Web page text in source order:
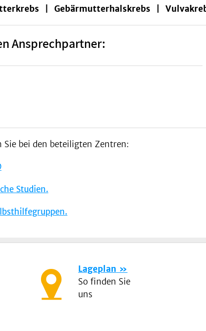
| Gebärmutterhalskrebs |
Ansprechpartner:
bei den beteiligten Zentren:
Studien.
Lageplan
So finden Sie
uns